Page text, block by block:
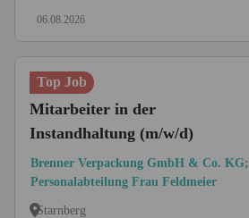
06.08.2026
Top Job
Mitarbeiter in der
Instandhaltung (m/w/d)
Brenner Verpackung GmbH & Co. KG;
Personalabteilung Frau Feldmeier
Starnberg